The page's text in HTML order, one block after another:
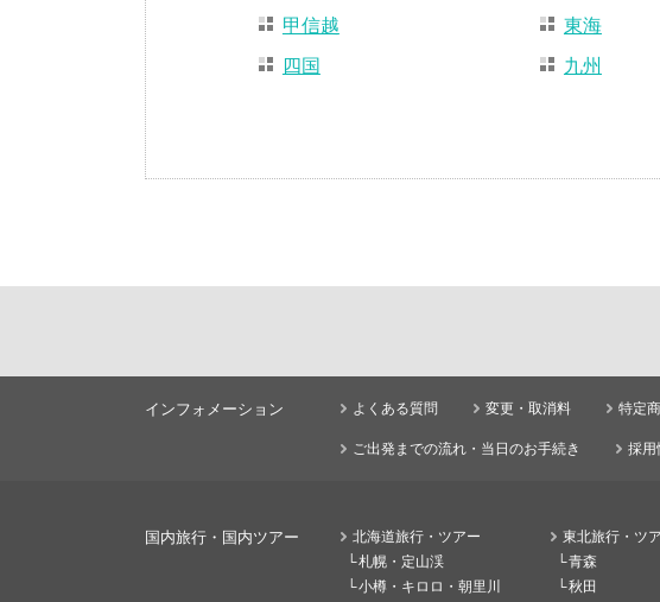
甲信越
東海
四国
九州
インフォメーション よくある質問 変更・取消料 特定
ご出発までの流れ・当日のお手続き 採用
国内旅行・国内ツアー
北海道旅行・ツアー
札幌・定山渓
小樽・キロロ・朝里川
東北旅行・ツ
青森
秋田